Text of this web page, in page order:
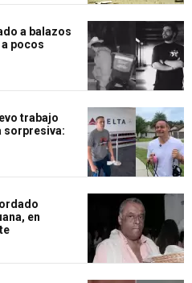
a balazos
pocos
trabajo
sorpresiva:
en